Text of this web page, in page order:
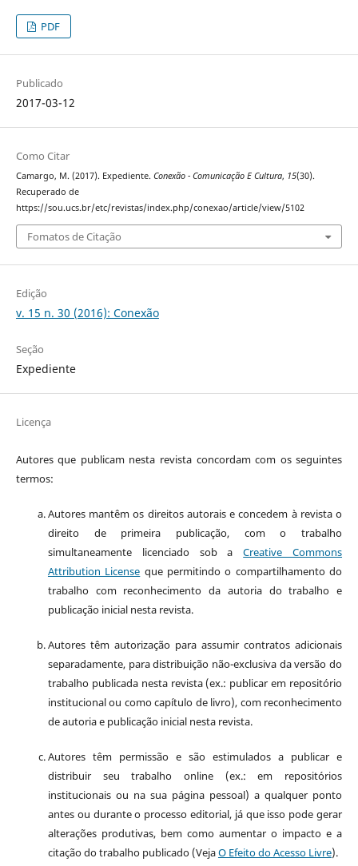
PDF
Publicado
2017-03-12
Como Citar
Camargo, M. (2017). Expediente. Conexão - Comunicação E Cultura, 15(30).
Recuperado de
https://sou.ucs.br/etc/revistas/index.php/conexao/article/view/5102
Fomatos de Citação
Edição
v. 15 n. 30 (2016): Conexão
Seção
Expediente
Licença
Autores que publicam nesta revista concordam com os seguintes
termos:
Autores mantêm os direitos autorais e concedem à revista o
direito de primeira publicação, com o trabalho
simultaneamente licenciado sob aCreative Commons
Attribution License que permitindo o compartilhamento do
trabalho com reconhecimento da autoria do trabalho e
publicação inicial nesta revista.
Autores têm autorização para assumir contratos adicionais
separadamente, para distribuição não-exclusiva da versão do
trabalho publicada nesta revista (ex.: publicar em repositório
institucional ou como capítulo de livro), com reconhecimento
de autoria e publicação inicial nesta revista.
Autores têm permissão e são estimulados a publicar e
distribuir seu trabalho online (ex.: em repositórios
institucionais ou na sua página pessoal) a qualquer ponto
antes ou durante o processo editorial, já que isso pode gerar
alterações produtivas, bem como aumentar o impacto e a
citação do trabalho publicado (VejaO Efeito do Acesso Livre).